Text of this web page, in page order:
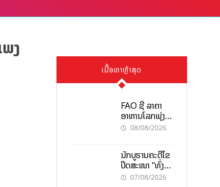
ງ
ເນື້ອຫາຫຼ້າສຸດ
FAO ຊີ້ ລາຄາ
ອາຫານໂລກພຸ່ງ
ສູງສຸດໃນຮອບ 3
ສົງຄາມ, El
nino
08/08/2026
ນັກບູຮານຄະດີໄຂ
ປິດສະໜາ “ທົ່ງ
ໄຫຫີນ” ຫຼັງພົບ
07/08/2026